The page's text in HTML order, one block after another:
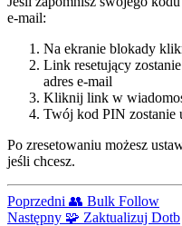
e-mail:
Na ekranie blokady
Link resetujący
adres e-mail
Kliknij link w
Twój kod PIN zostanie
Po zresetowaniu możesz
jeśli chcesz.
Poprzedni 👥 Bulk Follow
Następny 🧩 Zaktualizuj Dotb